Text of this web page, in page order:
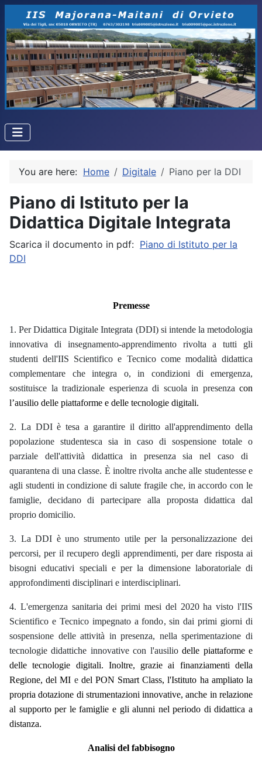
You are here: Home Digitale Piano per la DDI
Piano di Istituto per la
Didattica Digitale Integrata
Scarica il documento in pdf: Piano di Istituto per la
DDI
Premesse
1. Per Didattica Digitale Integrata (DDI) si intende la metodologia
innovativa di insegnamento-apprendimento rivolta a tutti gli
studenti dell'IIS Scientifico e Tecnico come modalità didattica
complementare che integra o, in condizioni di emergenza,
sostituisce la tradizionale esperienza di scuola in presenza con
l’ausilio delle piattaforme e delle tecnologie digitali.
2. La DDI è tesa a garantire il diritto all'apprendimento della
popolazione studentesca sia in caso di sospensione totale o
parziale dell'attività didattica in presenza sia nel caso di
quarantena di una classe. È inoltre rivolta anche alle studentesse e
agli studenti in condizione di salute fragile che, in accordo con le
famiglie, decidano di partecipare alla proposta didattica dal
proprio domicilio.
3. La DDI è uno strumento utile per la personalizzazione dei
percorsi, per il recupero degli apprendimenti, per dare risposta ai
bisogni educativi speciali e per la dimensione laboratoriale di
approfondimenti disciplinari e interdisciplinari.
4. L'emergenza sanitaria dei primi mesi del 2020 ha visto l'IIS
Scientifico e Tecnico impegnato a fondo, sin dai primi giorni di
sospensione delle attività in presenza, nella sperimentazione di
tecnologie didattiche innovative con l'ausiliodelle piattaforme e
delle tecnologie digitali. Inoltre, grazie ai finanziamenti della
Regione, del MI edel PON Smart Class, l'Istituto ha ampliato la
propria dotazione di strumentazioni innovative, anche in relazione
al supporto per le famiglie e gli alunni nel periodo di didattica a
distanza.
Analisi del fabbisogno